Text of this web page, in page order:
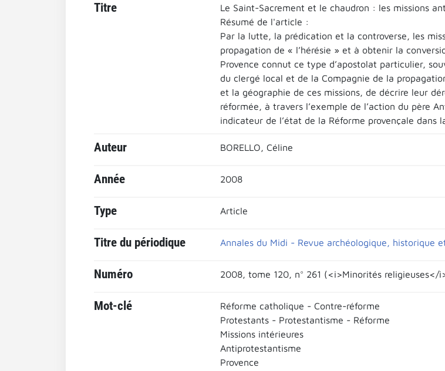
Titre
Le Saint-Sacrement et le chaudron : les missions
Résumé de l'article :
Par la lutte, la prédication et la controverse, les
propagation de « l’hérésie » et à obtenir la
Provence connut ce type d’apostolat particulier,
du clergé local et de la Compagnie de la
et la géographie de ces missions, de décrire leur
réformée, à travers l’exemple de l’action du père
indicateur de l’état de la Réforme provençale dans
Auteur BORELLO, Céline
Année 2008
Type Article
Titre du périodique Annales du Midi - Revue archéologique, historique
Numéro 2008, tome 120, n° 261 (<i>Minorités religieuses</
Mot-clé
Réforme catholique - Contre-réforme
Protestants - Protestantisme - Réforme
Missions intérieures
Antiprotestantisme
Provence